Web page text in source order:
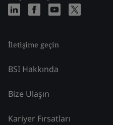
İletişime geçin
BSI Hakkında
Bize Ulaşın
Kariyer Fırsatları